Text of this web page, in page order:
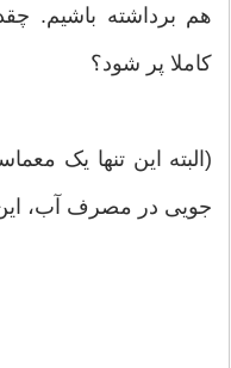
هم برداشته باشیم.
کاملا پر شود؟
(البته این تنها یک
جویی در مصرف آب، این